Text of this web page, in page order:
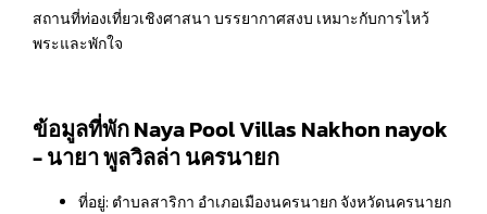
สถานที่ท่องเที่ยวเชิงศาสนา บรรยากาศสงบ เหมาะกับการไหว้
พระและพักใจ
ข้อมูลที่พัก Naya Pool Villas Nakhon nayok
- นายา พูลวิลล่า นครนายก
ที่อยู่: ตำบลสาริกา อำเภอเมืองนครนายก จังหวัดนครนายก